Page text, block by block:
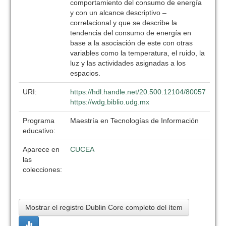
comportamiento del consumo de energía
y con un alcance descriptivo –
correlacional y que se describe la
tendencia del consumo de energía en
base a la asociación de este con otras
variables como la temperatura, el ruido, la
luz y las actividades asignadas a los
espacios.
URI:
https://hdl.handle.net/20.500.12104/80057
https://wdg.biblio.udg.mx
Programa
educativo:
Maestría en Tecnologías de Información
Aparece en
las
colecciones:
CUCEA
Mostrar el registro Dublin Core completo del ítem